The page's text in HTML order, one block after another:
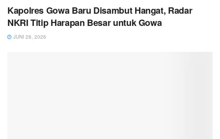
Kapolres Gowa Baru Disambut Hangat, Radar
NKRI Titip Harapan Besar untuk Gowa
JUNI 28, 2026